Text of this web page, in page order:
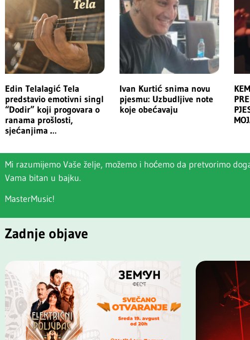
Edin Telalagić Tela
predstavio emotivni singl
“Dodir” koji progovara o
ranama prošlosti,
sjećanjima …
Ivan Kurtić snima novu
pjesmu: Uzbudljive note
koje obećavaju
Mi razumijemo Vaše želje, možemo i hoćemo da pretvorimo
Vama bitan u bajku.
MasterMusic!
Zadnje objave